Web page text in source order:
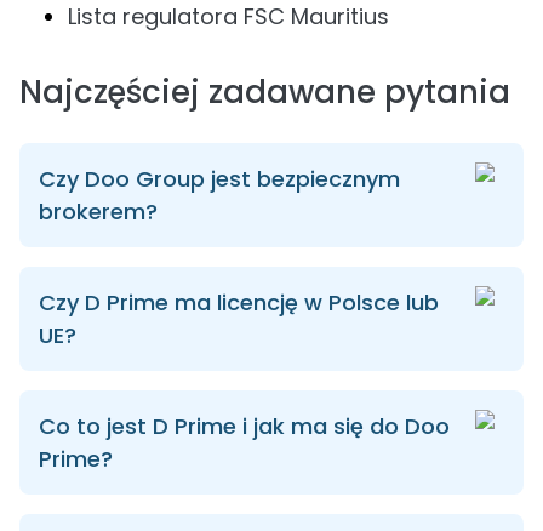
Lista regulatora FSC Mauritius
Najczęściej zadawane pytania
Czy Doo Group jest bezpiecznym
brokerem?
Czy D Prime ma licencję w Polsce lub
UE?
Co to jest D Prime i jak ma się do Doo
Prime?